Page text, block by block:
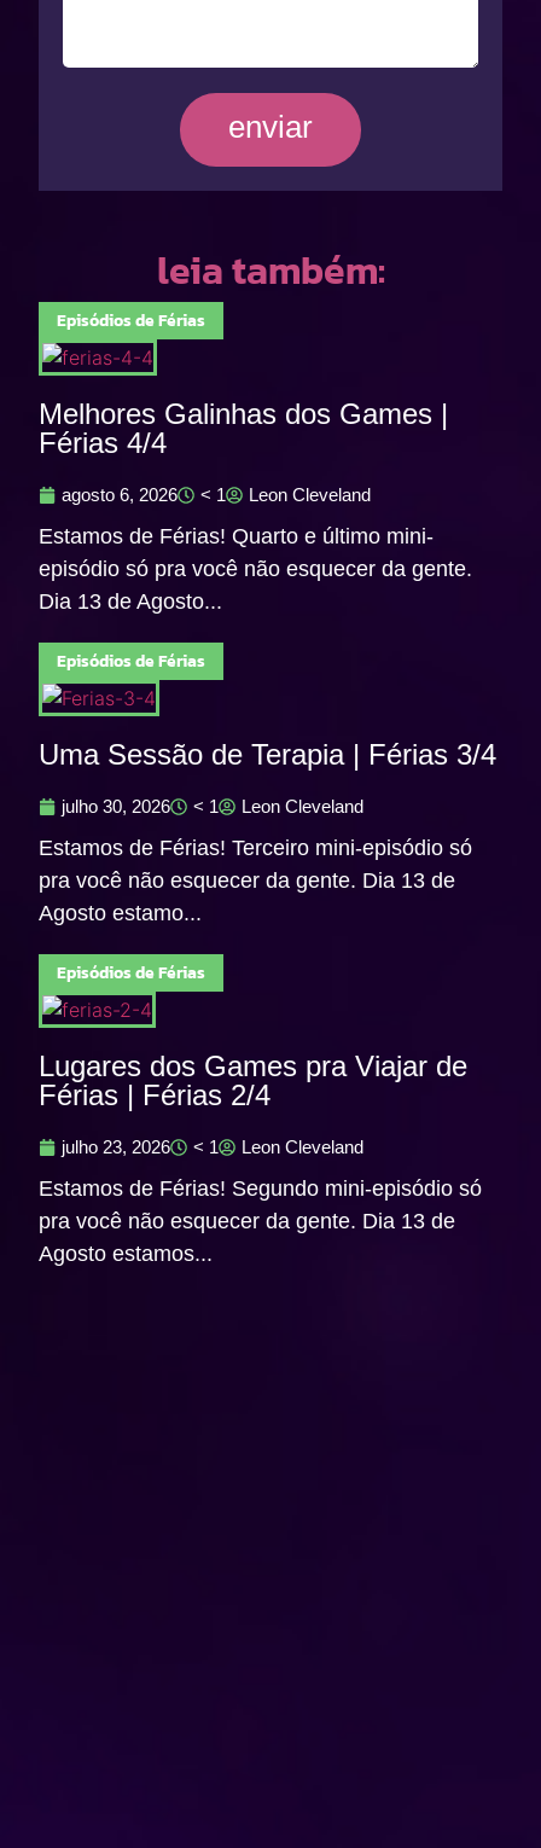
enviar
leia também:
Episódios de Férias
Melhores Galinhas dos Games |
Férias 4/4
agosto 6, 2026 < 1 Leon Cleveland
Estamos de Férias! Quarto e último mini-
episódio só pra você não esquecer da gente.
Dia 13 de Agosto...
Episódios de Férias
Uma Sessão de Terapia | Férias 3/4
julho 30, 2026 < 1 Leon Cleveland
Estamos de Férias! Terceiro mini-episódio só
pra você não esquecer da gente. Dia 13 de
Agosto estamo...
Episódios de Férias
Lugares dos Games pra Viajar de
Férias | Férias 2/4
julho 23, 2026 < 1 Leon Cleveland
Estamos de Férias! Segundo mini-episódio só
pra você não esquecer da gente. Dia 13 de
Agosto estamos...